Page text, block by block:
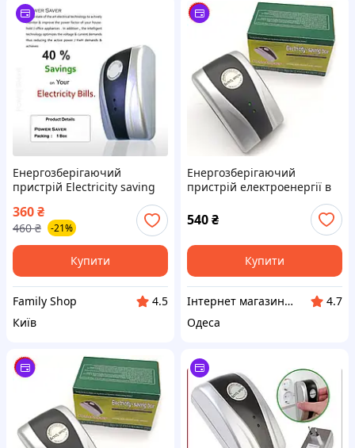
Енергозберігаючий
пристрій Electricity saving
360₴
460 ₴ -21%
Купити
Family Shop
4.5
Київ
Енергозберігаючий
пристрій електроенергії в
розетку Electricity Saving
box
540₴
Купити
Інтернет магазин AZIMUUUTH
4.7
Одеса